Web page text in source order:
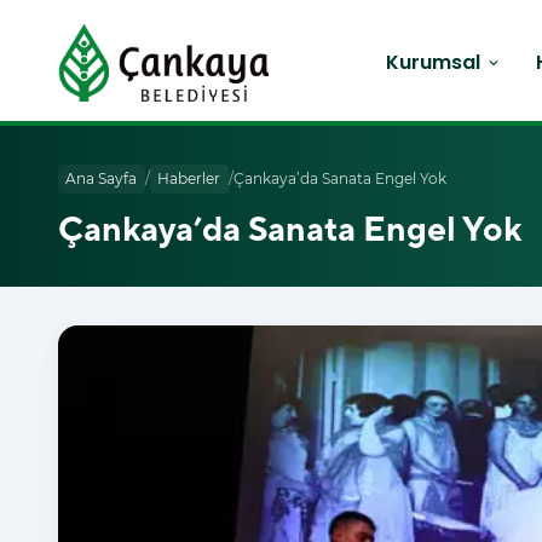
Kurumsal expand_more
Ana Sayfa / Haberler /Çankaya’da Sanata Engel Yok
Çankaya’da Sanata Engel Yok